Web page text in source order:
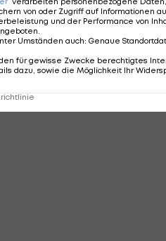
von oder Zugriff auf Informationen
und der Performance von
Umständen auch: Genaue
für gewisse Zwecke berechtigtes
dazu, sowie die Möglichkeit Ihr